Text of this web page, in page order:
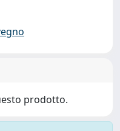
prodotto.